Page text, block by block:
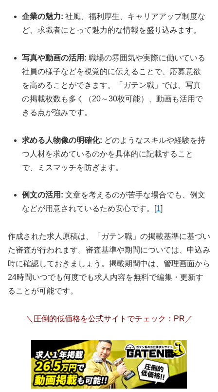
企業の魅力: 社風、福利厚生、キャリアアップ制度な
ど、求職者にとって魅力的な情報を盛り込みます。
写真や動画の活用: 職場の雰囲気や実際に働いている
社員の様子などを視覚的に伝えることで、応募意欲
を高めることができます。
「ガテン職」では、写真
の掲載枚数も多く（20～30枚可能）、動画も活用で
きる点が強みです。
求める人物像の明確化: どのようなスキルや経験を持
つ人材を求めているのかを具体的に記載すること
で、ミスマッチを防ぎます。
例文の活用: 文章を考えるのが苦手な場合でも、例文
などが用意されているため安心です。[1]
作成された求人原稿は、「ガテン職」の掲載基準に基づい
た審査が行われます。審査基準や期間については、申込み
時に確認しておきましょう。掲載期間中は、管理画面から
24時間いつでも何度でも求人内容を無料で編集・更新す
ることが可能です。
＼圧倒的低価格を公式サイトでチェック：PR／